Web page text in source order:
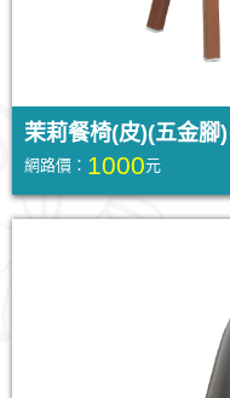
茉莉餐椅(皮)(五金腳)
網路價： 1000元